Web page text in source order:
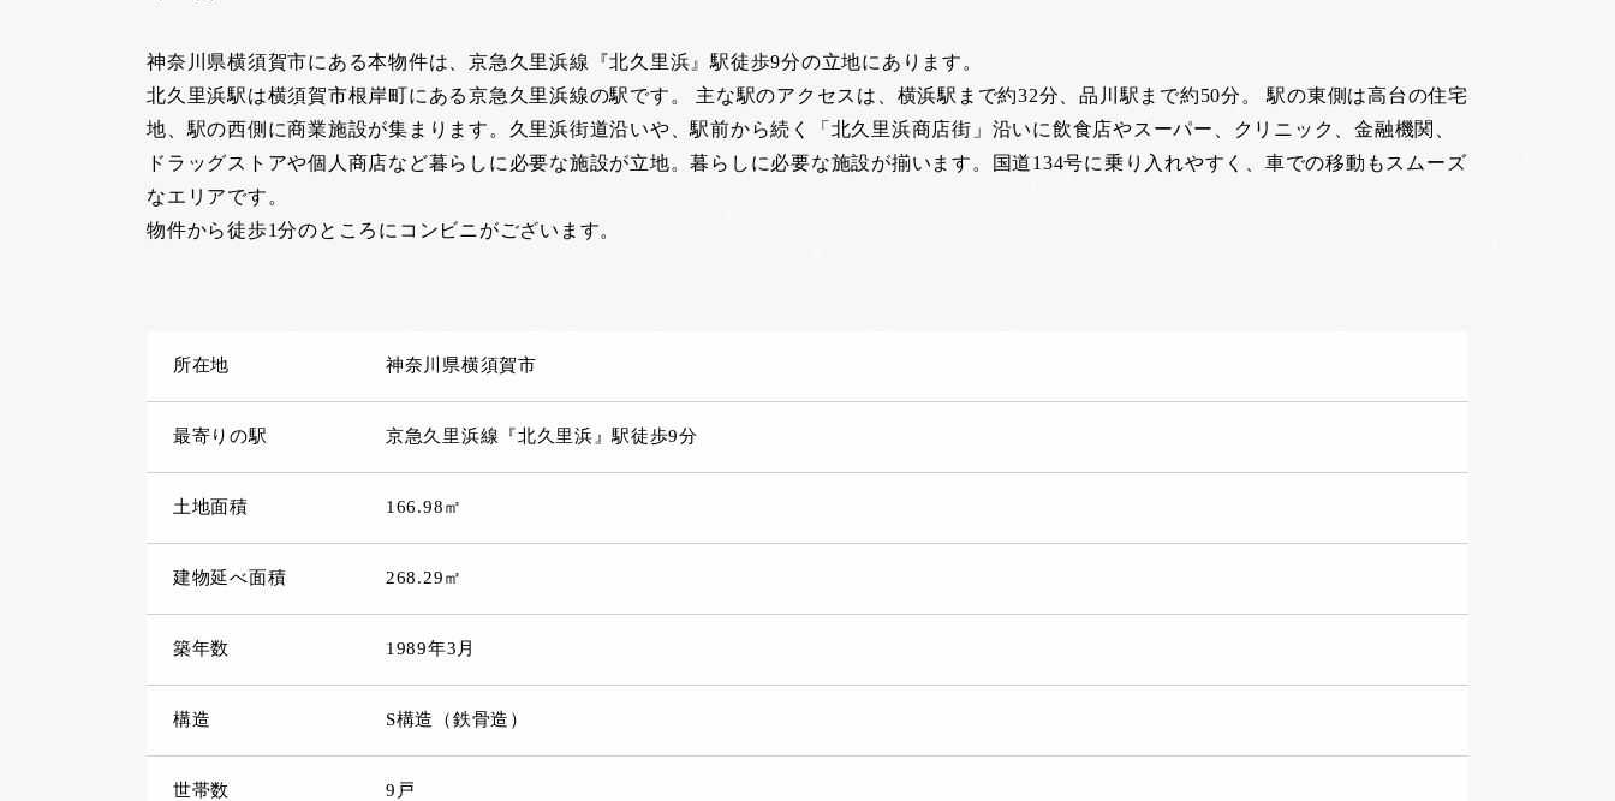
神奈川県横須賀市にある本物件は、京急久里浜線『北久里浜』駅徒歩9分の立地にあります。
北久里浜駅は横須賀市根岸町にある京急久里浜線の駅です。 主な駅のアクセスは、横浜駅まで約32分、品川駅まで約50分。 駅の東側は高台の住宅
地、駅の西側に商業施設が集まります。久里浜街道沿いや、駅前から続く「北久里浜商店街」沿いに飲食店やスーパー、クリニック、金融機関、
ドラッグストアや個人商店など暮らしに必要な施設が立地。暮らしに必要な施設が揃います。国道134号に乗り入れやすく、車での移動もスムーズ
なエリアです。
物件から徒歩1分のところにコンビニがございます。
所在地 神奈川県横須賀市
最寄りの駅 京急久里浜線『北久里浜』駅徒歩9分
土地面積 166.98㎡
建物延べ面積 268.29㎡
築年数 1989年3月
構造 S構造（鉄骨造）
世帯数 9戸